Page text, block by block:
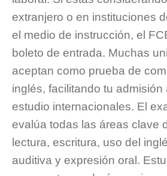
extranjero o en instituciones
el medio de instrucción, el
boleto de entrada. Muchas
aceptan como prueba de
inglés, facilitando tu admisión
estudio internacionales. El
evalúa todas las áreas clave
lectura, escritura, uso del
auditiva y expresión oral.